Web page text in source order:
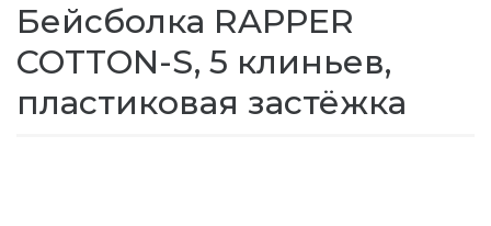
Бейсболка RAPPER
COTTON-S, 5 клиньев,
пластиковая застёжка